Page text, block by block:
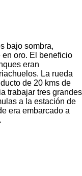
bajo sombra,
oro. El beneficio
eran
La rueda
de 20 kms de
trabajar tres grandes
a la estación de
era embarcado a